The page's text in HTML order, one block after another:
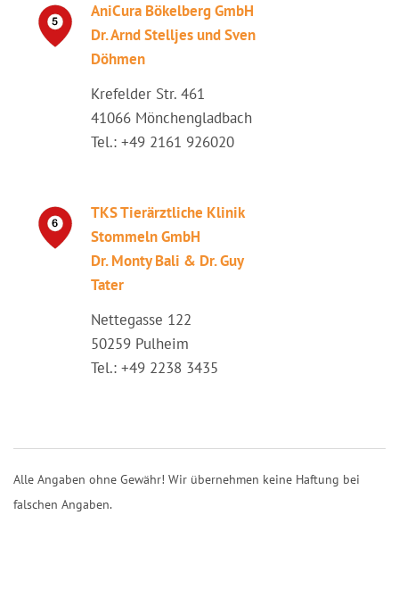
AniCura Bökelberg GmbH
Dr. Arnd Stelljes und Sven
Döhmen
Krefelder Str. 461
41066 Mönchengladbach
Tel.: +49 2161 926020
TKS Tierärztliche Klinik
Stommeln GmbH
Dr. Monty Bali & Dr. Guy
Tater
Nettegasse 122
50259 Pulheim
Tel.: +49 2238 3435
Alle Angaben ohne Gewähr! Wir übernehmen keine Haftung bei
falschen Angaben.